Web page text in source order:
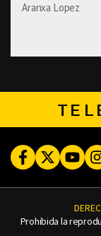
Aranxa Lopez
FacebookTwitter
Prohibida la